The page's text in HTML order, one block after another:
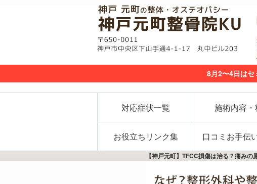
8月2〜4日はセ
対応症状一覧 施術内容・
お役立ちリンク集 口コミお手伝
【神戸元町】TFCC損傷は治る？痛み